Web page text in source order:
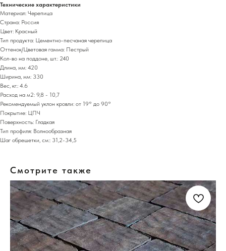
Технические характеристики
Материал: Черепица
Страна: Россия
Цвет: Красный
Тип продукта: Цементно-песчаная черепица
Оттенок/Цветовая гамма: Пестрый
Кол-во на поддоне, шт.: 240
Длина, мм: 420
Ширина, мм: 330
Вес, кг.: 4.6
Расход на м2: 9,8 - 10,7
Рекомендуемый уклон кровли: от 19° до 90°
Покрытие: ЦПЧ
Поверхность: Гладкая
Тип профиля: Волнообразная
Шаг обрешетки, см:: 31,2-34,5
Смотрите также